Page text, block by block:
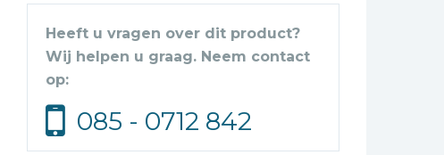
Heeft u vragen over dit product?
Wij helpen u graag. Neem contact
op:
085 - 0712 842